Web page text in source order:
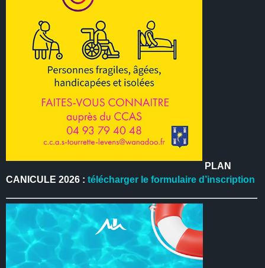
PLAN
CANICULE 2026 :télécharger le formulaire d’inscription